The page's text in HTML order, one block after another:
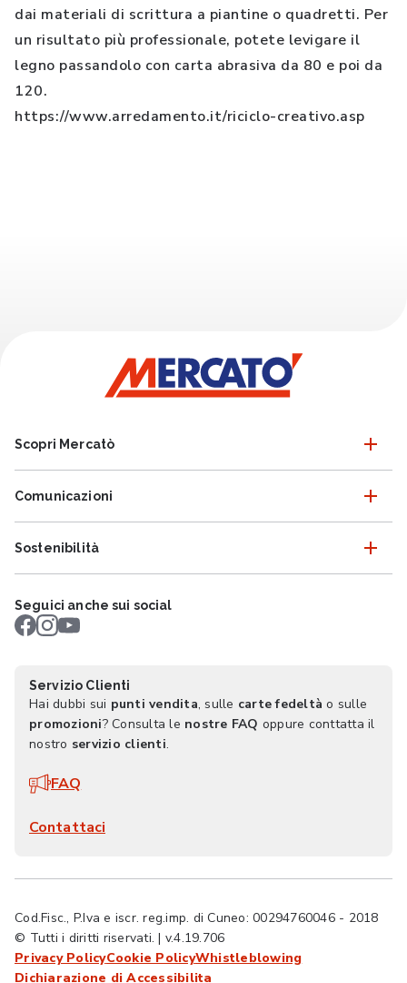
dai materiali di scrittura a piantine o quadretti. Per
un risultato più professionale, potete levigare il
legno passandolo con carta abrasiva da 80 e poi da
120.
https://www.arredamento.it/riciclo-creativo.asp
Scopri Mercatò
Comunicazioni
Sostenibilità
Seguici anche sui social
Servizio Clienti
Hai dubbi sui punti vendita, sulle carte fedeltà o sulle
promozioni? Consulta le nostre FAQ oppure conttatta il
nostro servizio clienti.
FAQ
Contattaci
Cod.Fisc., P.Iva e iscr. reg.imp. di Cuneo: 00294760046 - 2018
© Tutti i diritti riservati. | v.4.19.706
Privacy PolicyCookie PolicyWhistleblowing
Dichiarazione di Accessibilita